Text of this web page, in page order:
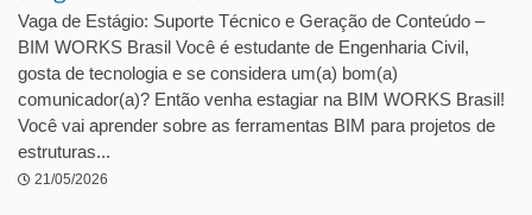
Vaga de Estágio: Suporte Técnico e Geração de Conteúdo –
BIM WORKS Brasil Você é estudante de Engenharia Civil,
gosta de tecnologia e se considera um(a) bom(a)
comunicador(a)? Então venha estagiar na BIM WORKS Brasil!
Você vai aprender sobre as ferramentas BIM para projetos de
estruturas...
21/05/2026